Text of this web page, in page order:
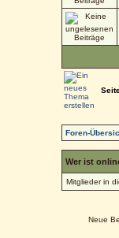
Foren-
Wer ist
Mitglieder in
Neue